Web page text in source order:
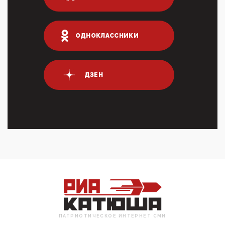
03:01, 10 Апреля 2026
что союзники просили Киев не наносить удары по
энергети...
01:54, 10 Апреля 2026
ПрезидентПутинвчера вечером обьявил
Пасхальное перемирие с 16 часов субботы до конца
дня Воскресен...
01:09, 10 Апреля 2026
Честно говоря, ситуация с продвижением через
российские крупнейшие СМИ персоны Эррола
Маска (отца Ил...
ОДНОКЛАССНИКИ
ДЗЕН
ПАТРИОТИЧЕСКОЕ ИНТЕРНЕТ СМИ